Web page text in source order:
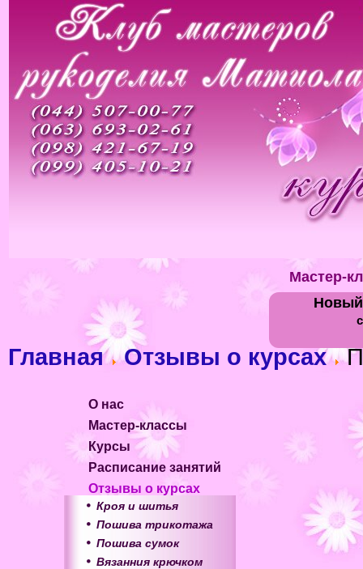
Мастер-
Новый
Главная Отзывы о курсах
О нас
Мастер-классы
Курсы
Расписание занятий
Отзывы о курсах
Кроя и шитья
Пошива трикотажа
Пошива сумок
Вязанния крючком